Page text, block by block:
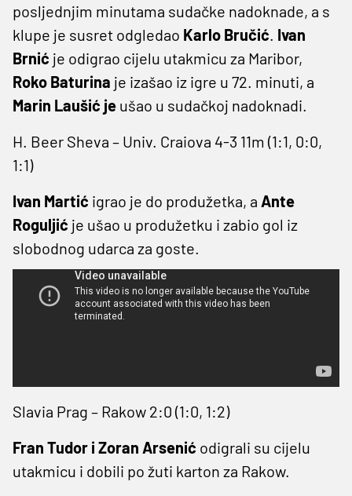
posljednjim minutama sudačke nadoknade, a s
klupe je susret odgledao Karlo Bručić. Ivan
Brnić je odigrao cijelu utakmicu za Maribor,
Roko Baturina je izašao iz igre u 72. minuti, a
Marin Laušić je ušao u sudačkoj nadoknadi.
H. Beer Sheva – Univ. Craiova 4-3 11m (1:1, 0:0,
1:1)
Ivan Martić igrao je do produžetka, a Ante
Roguljić je ušao u produžetku i zabio gol iz
slobodnog udarca za goste.
Slavia Prag – Rakow 2:0 (1:0, 1:2)
Fran Tudor i Zoran Arsenić odigrali su cijelu
utakmicu i dobili po žuti karton za Rakow.